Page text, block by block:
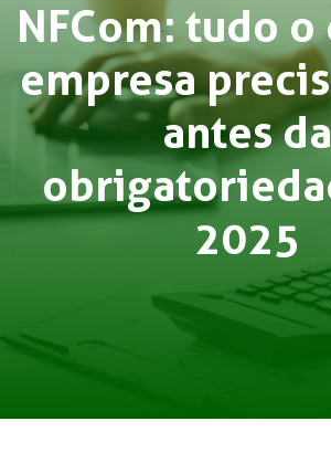
NFCom: tudo o
empresa
antes da
2025